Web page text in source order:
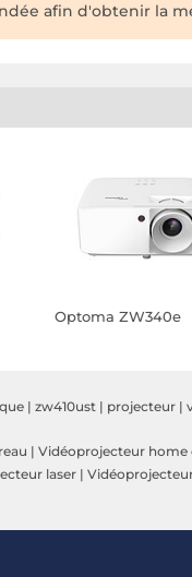
afin d'obtenir la
Optoma ZW340e
| zw410ust | projecteur |
| Vidéoprojecteur home
laser |